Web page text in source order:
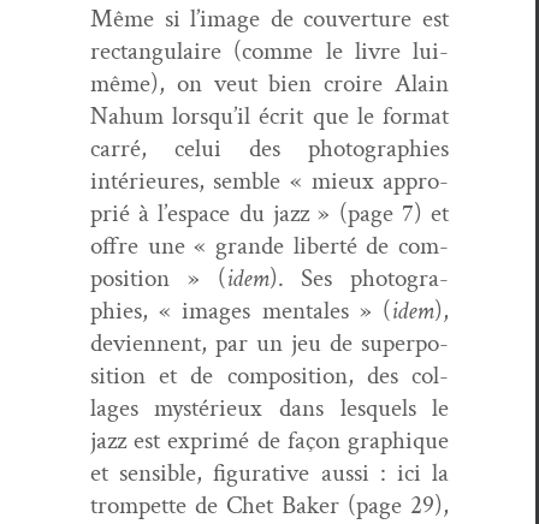
Même si l’image de cou­ver­ture est
rec­tan­gu­laire (comme le livre lui-
même), on veut bien croire Alain
Nahum lorsqu’il écrit que le for­mat
car­ré, celui des pho­togra­phies
intérieures, sem­ble « mieux appro­
prié à l’espace du jazz » (page 7) et
offre une « grande lib­erté de com­
po­si­tion » (idem). Ses pho­togra­
phies, « images men­tales » (idem),
devi­en­nent, par un jeu de super­po­
si­tion et de com­po­si­tion, des col­
lages mys­térieux dans lesquels le
jazz est exprimé de façon graphique
et sen­si­ble, fig­u­ra­tive aus­si : ici la
trompette de Chet Bak­er (page 29),